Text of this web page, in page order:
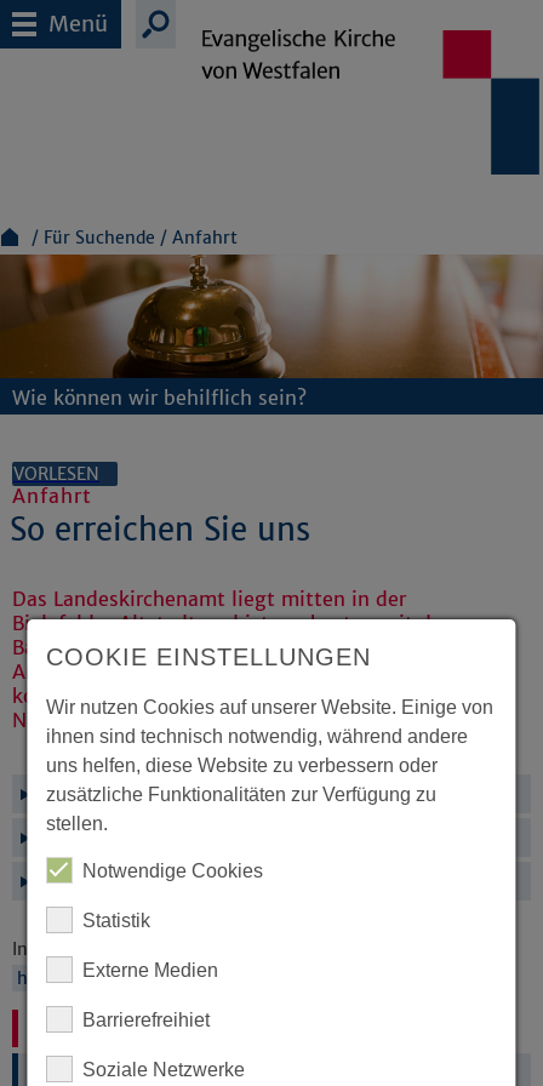
Menü
Für Suchende Anfahrt
Wie können wir behilflich sein?
VORLESEN
Anfahrt
So erreichen Sie uns
Das Landeskirchenamt liegt mitten in der
Bielefelder Altstadt und ist am besten mit der
Bahn, dem Fahrrad und zu Fuß erreichbar. Für
Anreisende mit dem Auto gibt es ein
kostenpflichtiges Parkhaus in unmittelbarer
Nähe.
Mit Zug und Stadtbahn
Mit Zug und zu Fuß (oder Fahrrad)
Mit dem PKW
Informationen zu Parkhäusern in Bielefeld finden Sie
hier
.
Kontakt
COOKIE EINSTELLUNGEN
Wir nutzen Cookies auf unserer Website. Einige von
ihnen sind technisch notwendig, während andere
uns helfen, diese Website zu verbessern oder
zusätzliche Funktionalitäten zur Verfügung zu
stellen.
Notwendige Cookies
Statistik
Externe Medien
Barrierefreihiet
Soziale Netzwerke